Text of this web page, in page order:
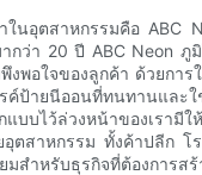
ในอุตสาหกรรมคือ ABC
กว่า 20 ปี ABC Neon ภู
พอใจของลูกค้า ด้วยการ
ค์ป้ายนีออนที่ทนทานและ
แบบไว้ล่วงหน้าของเรามีใ
อุตสาหกรรม ทั้งค้าปลีก โ
มสำหรับธุรกิจที่ต้องการส